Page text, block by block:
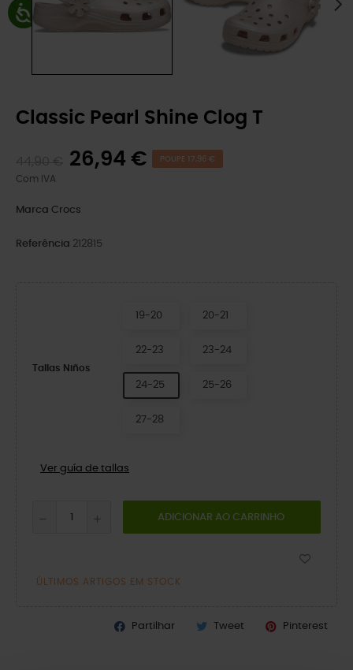
Classic Pearl Shine Clog T
26,94 € POUPE 17,96 €
Com IVA
Marca Crocs
Referência 212815
Tallas Niños
19-20 20-21
22-23 23-24
24-25 25-26
27-28
Ver guía de tallas
ADICIONAR AO CARRINHO
ÚLTIMOS ARTIGOS EM STOCK
Partilhar Tweet Pinterest